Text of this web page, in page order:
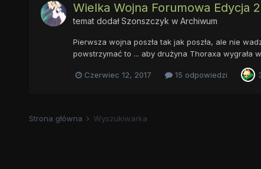
Wielka Wojna Forumowa Edycja
temat dodałSzonszczyk w Archiwum
Pierwsza wojna poszła tak jak poszła, ale nie
powstrzymać to ... aby drużyna Thoraxa wygrała
Czerwiec 12, 2017 15 odpowiedzi
Strona główna Wyszukiwarka